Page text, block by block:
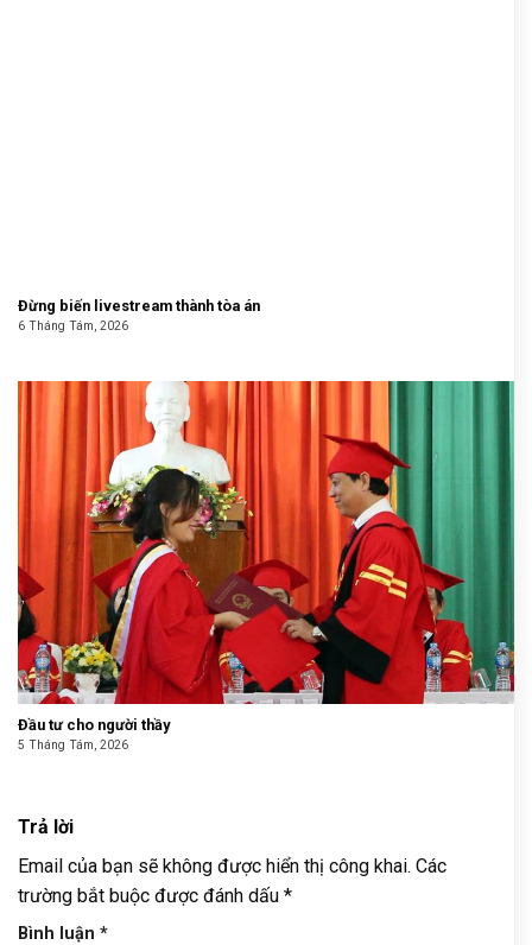
Đừng biến livestream thành tòa án
6 Tháng Tám, 2026
Đầu tư cho người thầy
5 Tháng Tám, 2026
Trả lời
Email của bạn sẽ không được hiển thị công khai. Các
trường bắt buộc được đánh dấu *
Bình luận *